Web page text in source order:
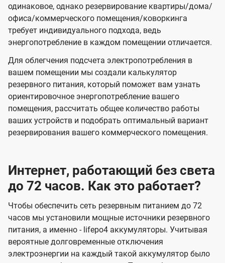
одинаковое, однако резервирование квартиры/дома/
офиса/коммерческого помещения/коворкинга
требует индивидуального подхода, ведь
энергопотребление в каждом помещении отличается.
Для облегчения подсчета электропотребления в
вашем помещении мы создали калькулятор
резервного питания, который поможет вам узнать
ориентировочное энергопотребление вашего
помещения, рассчитать общее количество работы
ваших устройств и подобрать оптимальный вариант
резервирования вашего коммерческого помещения.
Интернет, работающий без света
до 72 часов. Как это работает?
Чтобы обеспечить сеть резервным питанием до 72
часов мы установили мощные источники резервного
питания, а именно - lifepo4 аккумуляторы. Учитывая
вероятные долговременные отключения
электроэнергии на каждый такой аккумулятор было